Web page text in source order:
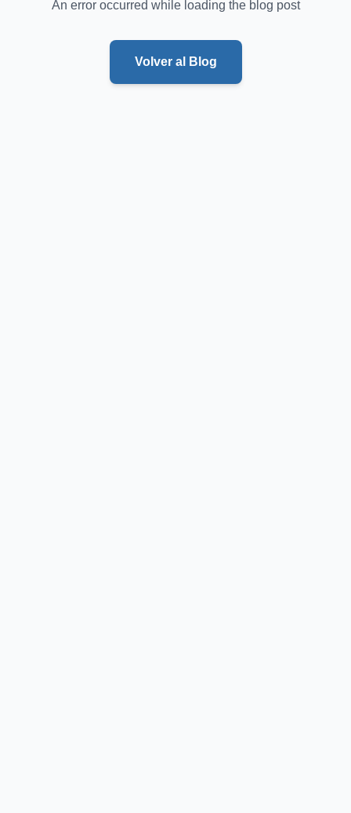
An error occurred while loading the blog post
Volver al Blog